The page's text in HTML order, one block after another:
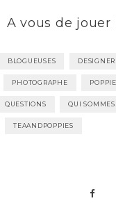
A vous de jouer
BLOGUEUSES
PHOTOGRAPHE
QUESTIONS QUI
TEAANDPOPPIES